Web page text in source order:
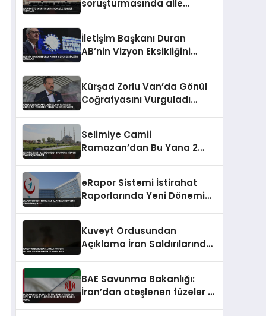
soruşturmasında aile
İletişim Başkanı Duran
AB’nin Vizyon Eksikliğini
Kürşad Zorlu Van’da Gönül
Coğrafyasını Vurguladı
Selimiye Camii
Ramazan’dan Bu Yana 2
eRapor Sistemi İstirahat
Raporlarında Yeni Dönemi
Kuveyt Ordusundan
Açıklama İran Saldırılarında
BAE Savunma Bakanlığı:
İran’dan ateşlenen füzeler 2